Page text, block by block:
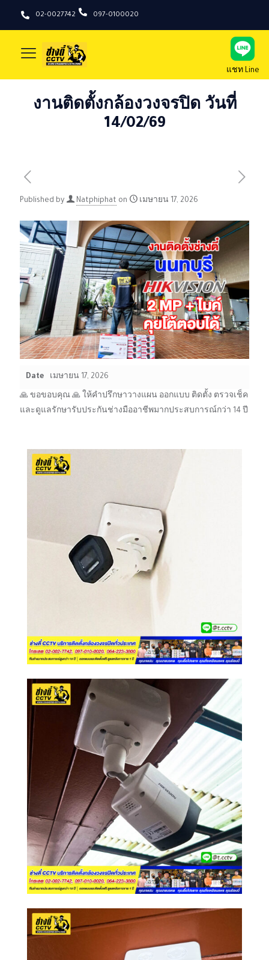
02-0027742 097-0100020
แชท Line
งานติดตั้งกล้องวงจรปิด วันที่
14/02/69
Published by Natphiphat on เมษายน 17, 2026
Date เมษายน 17, 2026
🙏 ขอขอบคุณ 🙏 ให้คำปรึกษาวางแผน ออกแบบ ติดตั้ง ตรวจเช็ค
และดูแลรักษารับประกันช่างมืออาชีพมากประสบการณ์กว่า 14 ปี